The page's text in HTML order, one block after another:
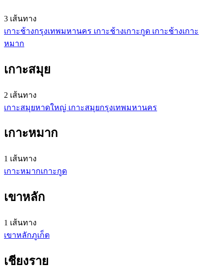
3 เส้นทาง
เกาะช้างกรุงเทพมหานคร เกาะช้างเกาะกูด เกาะช้างเกาะ
หมาก
เกาะสมุย
2 เส้นทาง
เกาะสมุยหาดใหญ่ เกาะสมุยกรุงเทพมหานคร
เกาะหมาก
1 เส้นทาง
เกาะหมากเกาะกูด
เขาหลัก
1 เส้นทาง
เขาหลักภูเก็ต
เชียงราย